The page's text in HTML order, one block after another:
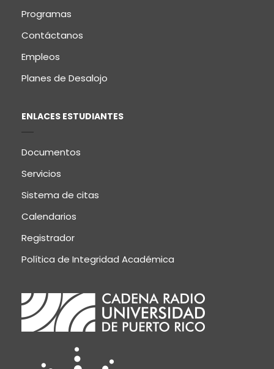
Programas
Contáctanos
Empleos
Planes de Desalojo
ENLACES ESTUDIANTES
Documentos
Servicios
Sistema de citas
Calendarios
Registrador
Política de Integridad Académica